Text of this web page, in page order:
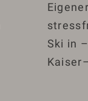
Ski in